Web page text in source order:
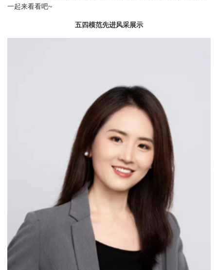
一起来看看吧~
五四模范先进风采展示